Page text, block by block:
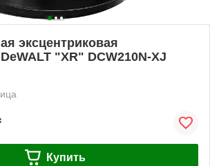
эксцентриковая
"XR" DCW210N-XJ
Купить